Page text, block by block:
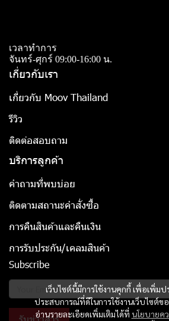
เว็บไซต์นี้มีการใช้งานคุกกี้ เพื่อเพิ่ม
ประสบการณ์ที่ดีในการใช้งานเว็บไซต์ข
อ่านรายละเอียดเพิ่มเติมได้ที่ นโยบายค
เวลาทำการ
จันทร์-ศุกร์ 09:00-16:00 น.
เกี่ยวกับเรา
เกี่ยวกับ Moov Thailand
รีวิว
ติดต่อสอบถาม
บริการลูกค้า
คำถามที่พบบ่อย
ติดตามสถานะคำสั่งซื้อ
การคืนสินค้าและคืนเงิน
การรับประกัน/เคลมสินค้า
Subscribe